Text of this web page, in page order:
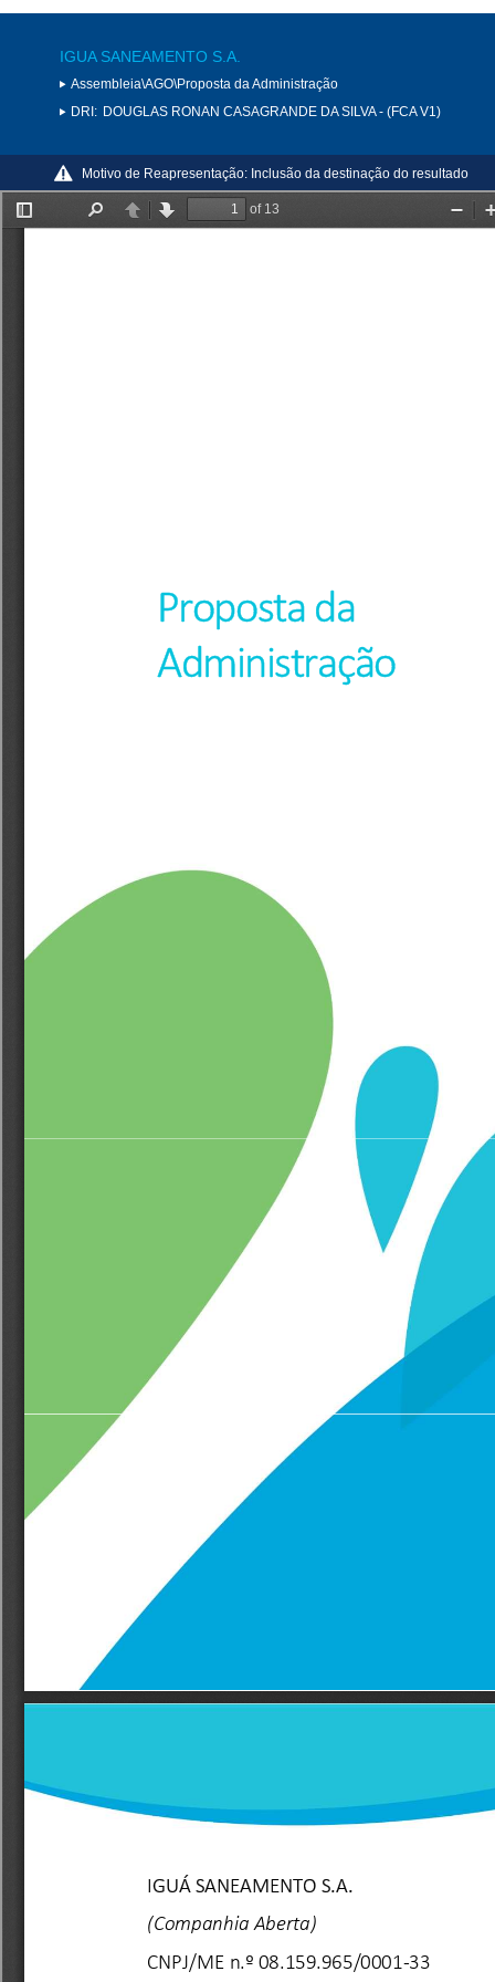
IGUA SANEAMENTO S.A.
Assembleia\AGO\Proposta da Administração
DRI: DOUGLAS RONAN CASAGRANDE DA SILVA - (FCA V1)
Motivo de Reapresentação: Inclusão da destinação do resultado